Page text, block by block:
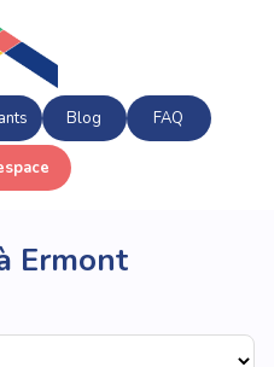
Blog FAQ
Ermont